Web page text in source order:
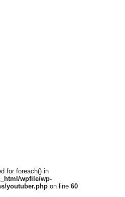
for foreach() in
wpfile/wp-
youtuber.php on line 60